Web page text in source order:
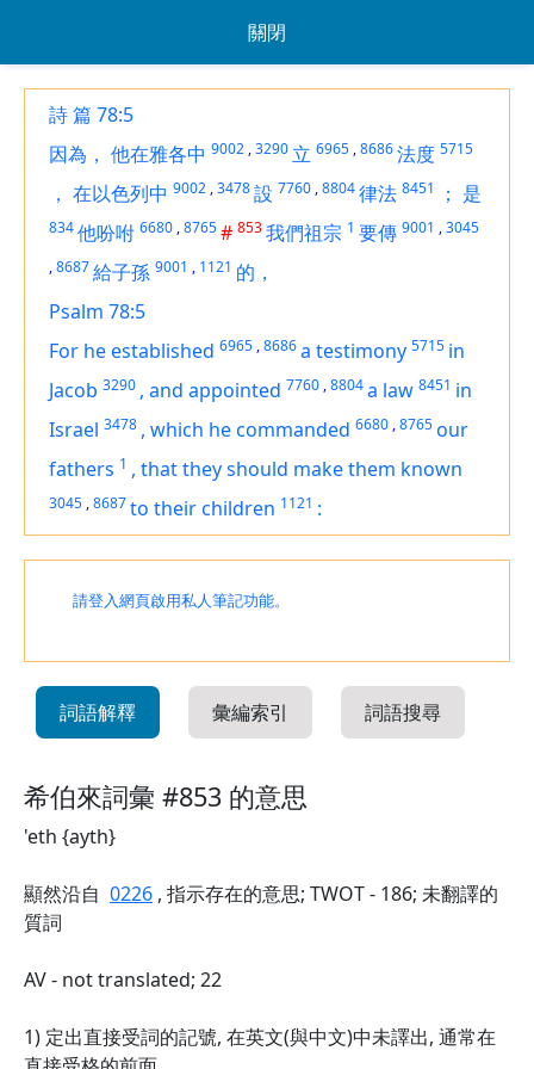
關閉
詩 篇 78:5
因為， 他在雅各中 9002 ,3290 立 6965 ,8686法度 5715
， 在以色列中 9002 ,3478設 7760 ,8804律法 8451 ； 是
834他吩咐 6680 ,8765# 853我們祖宗 1 要傳 9001 ,3045
,8687給子孫 9001 , 1121 的，
Psalm 78:5
For he established 6965 ,8686a testimony 5715 in
Jacob 3290 , and appointed 7760 ,8804a law 8451 in
Israel 3478 , which he commanded 6680 ,8765our
fathers 1 , that they should make them known
3045 ,8687to their children 1121 :
請登入網頁啟用私人筆記功能。
詞語解釋 彙編索引 詞語搜尋
希伯來詞彙 #853 的意思
'eth {ayth}
顯然沿自 0226 , 指示存在的意思; TWOT - 186; 未翻譯的
質詞
AV - not translated; 22
1) 定出直接受詞的記號, 在英文(與中文)中未譯出, 通常在